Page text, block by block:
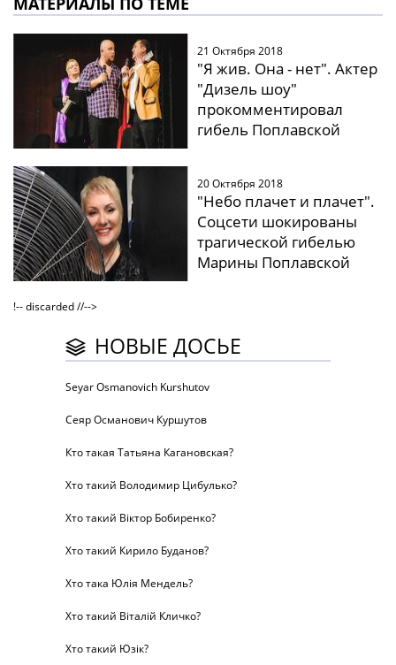
21 Октября 2018
"Я жив. Она - нет". Актер
"Дизель шоу"
прокомментировал
гибель Поплавской
20 Октября 2018
"Небо плачет и плачет".
Соцсети шокированы
трагической гибелью
Марины Поплавской
!-- discarded //-->
НОВЫЕ ДОСЬЕ
Seyar Osmanovich Kurshutov
Сеяр Османович Куршутов
Кто такая Татьяна Кагановская?
Хто такий Володимир Цибулько?
Хто такий Віктор Бобиренко?
Хто такий Кирило Буданов?
Хто така Юлія Мендель?
Хто такий Віталій Кличко?
Хто такий Юзік?